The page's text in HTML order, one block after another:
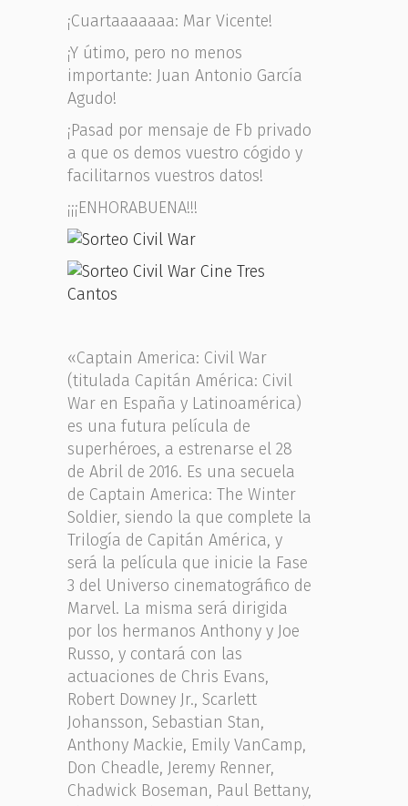
¡Cuartaaaaaaa: Mar Vicente!
¡Y útimo, pero no menos
importante: Juan Antonio García
Agudo!
¡Pasad por mensaje de Fb privado
a que os demos vuestro cógido y
facilitarnos vuestros datos!
¡¡¡ENHORABUENA!!!
«Captain America: Civil War
(titulada Capitán América: Civil
War en España y Latinoamérica)
es una futura película de
superhéroes, a estrenarse el 28
de Abril de 2016. Es una secuela
de Captain America: The Winter
Soldier, siendo la que complete la
Trilogía de Capitán América, y
será la película que inicie la Fase
3 del Universo cinematográfico de
Marvel. La misma será dirigida
por los hermanos Anthony y Joe
Russo, y contará con las
actuaciones de Chris Evans,
Robert Downey Jr., Scarlett
Johansson, Sebastian Stan,
Anthony Mackie, Emily VanCamp,
Don Cheadle, Jeremy Renner,
Chadwick Boseman, Paul Bettany,